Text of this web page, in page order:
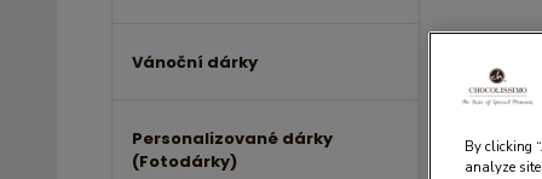
Vánoční dárky
Personalizované dárky
(Fotodárky)
By clicking
analyze